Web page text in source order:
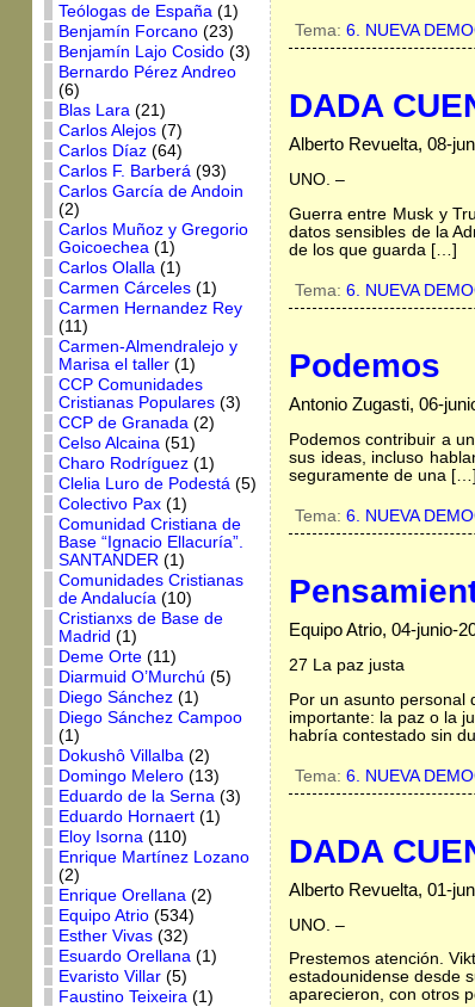
Teólogas de España(1)
Benjamín Forcano(23)
Benjamín Lajo Cosido(3)
Bernardo Pérez Andreo
(6)
Blas Lara(21)
Carlos Alejos(7)
Carlos Díaz(64)
Carlos F. Barberá(93)
Carlos García de Andoin
(2)
Carlos Muñoz y Gregorio
Goicoechea(1)
Carlos Olalla(1)
Carmen Cárceles(1)
Carmen Hernandez Rey
(11)
Carmen-Almendralejo y
Marisa el taller(1)
CCP Comunidades
Cristianas Populares(3)
CCP de Granada(2)
Celso Alcaina(51)
Charo Rodríguez(1)
Clelia Luro de Podestá(5)
Colectivo Pax(1)
Comunidad Cristiana de
Base “Ignacio Ellacuría”.
SANTANDER(1)
Comunidades Cristianas
de Andalucía(10)
Cristianxs de Base de
Madrid (1)
Deme Orte(11)
Diarmuid O’Murchú (5)
Diego Sánchez(1)
Diego Sánchez Campoo
(1)
Dokushô Villalba(2)
Domingo Melero(13)
Eduardo de la Serna(3)
Eduardo Hornaert(1)
Eloy Isorna(110)
Enrique Martínez Lozano
(2)
Enrique Orellana(2)
Equipo Atrio(534)
Esther Vivas(32)
Esuardo Orellana(1)
Evaristo Villar(5)
Faustino Teixeira(1)
Tema: 6. NUEVA
DADA
Alberto Revuelta, 08-
UNO. –
Guerra entre Musk y
datos sensibles de la
de los que guarda […]
Tema: 6. NUEVA
Podemos
Antonio Zugasti, 06-
Podemos contribuir a
sus ideas, incluso
seguramente de una […]
Tema: 6. NUEVA
Equipo Atrio, 04-junio-
27 La paz justa
Por un asunto personal
importante: la paz o la
habría contestado sin
Tema: 6. NUEVA
DADA
Alberto Revuelta, 01-
UNO. –
Prestemos atención.
estadounidense desde
aparecieron, con otros